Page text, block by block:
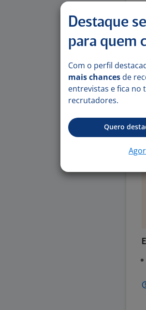
-
-
Destaque
para quem
Com o perfil
mais chances de
entrevistas e fica no
recrutadores.
Quero